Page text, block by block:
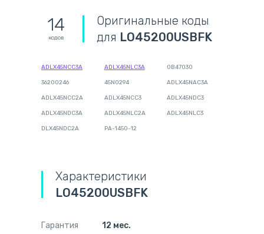
14
кодов
Оригинальные коды
для LO45200USBFK
ADLX45NCC3A ADLX45NLC3A 0B47030
36200246 45N0294 ADLX45NAC3A
ADLX45NCC2A ADLX45NCC3 ADLX45NDC3
ADLX45NDC3A ADLX45NLC2A ADLX45NLC3
DLX45NDC2A PA-1450-12
Характеристики
LO45200USBFK
Гарантия
12 мес.